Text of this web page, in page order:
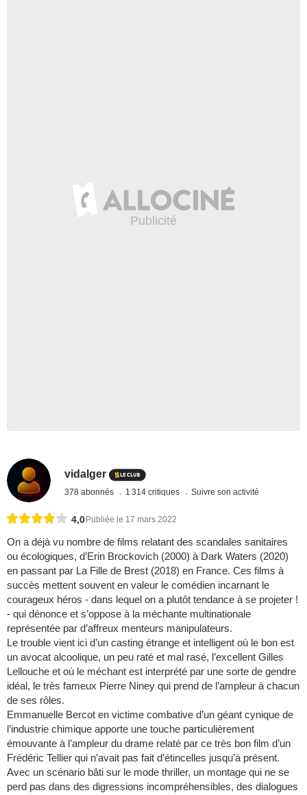
vidalger
378 abonnés 1 314 critiques Suivre son activité
4,0 Publiée le 17 mars 2022
On a déjà vu nombre de films relatant des scandales sanitaires
ou écologiques, d’Erin Brockovich (2000) à Dark Waters (2020)
en passant par La Fille de Brest (2018) en France. Ces films à
succès mettent souvent en valeur le comédien incarnant le
courageux héros - dans lequel on a plutôt tendance à se projeter !
- qui dénonce et s’oppose à la méchante multinationale
représentée par d’affreux menteurs manipulateurs.
Le trouble vient ici d’un casting étrange et intelligent où le bon est
un avocat alcoolique, un peu raté et mal rasé, l’excellent Gilles
Lellouche et où le méchant est interprété par une sorte de gendre
idéal, le très fameux Pierre Niney qui prend de l’ampleur à chacun
de ses rôles.
Emmanuelle Bercot en victime combative d’un géant cynique de
l’industrie chimique apporte une touche particulièrement
émouvante à l’ampleur du drame relaté par ce très bon film d’un
Frédéric Tellier qui n’avait pas fait d’étincelles jusqu’à présent.
Avec un scénario bâti sur le mode thriller, un montage qui ne se
perd pas dans des digressions incompréhensibles, des dialogues